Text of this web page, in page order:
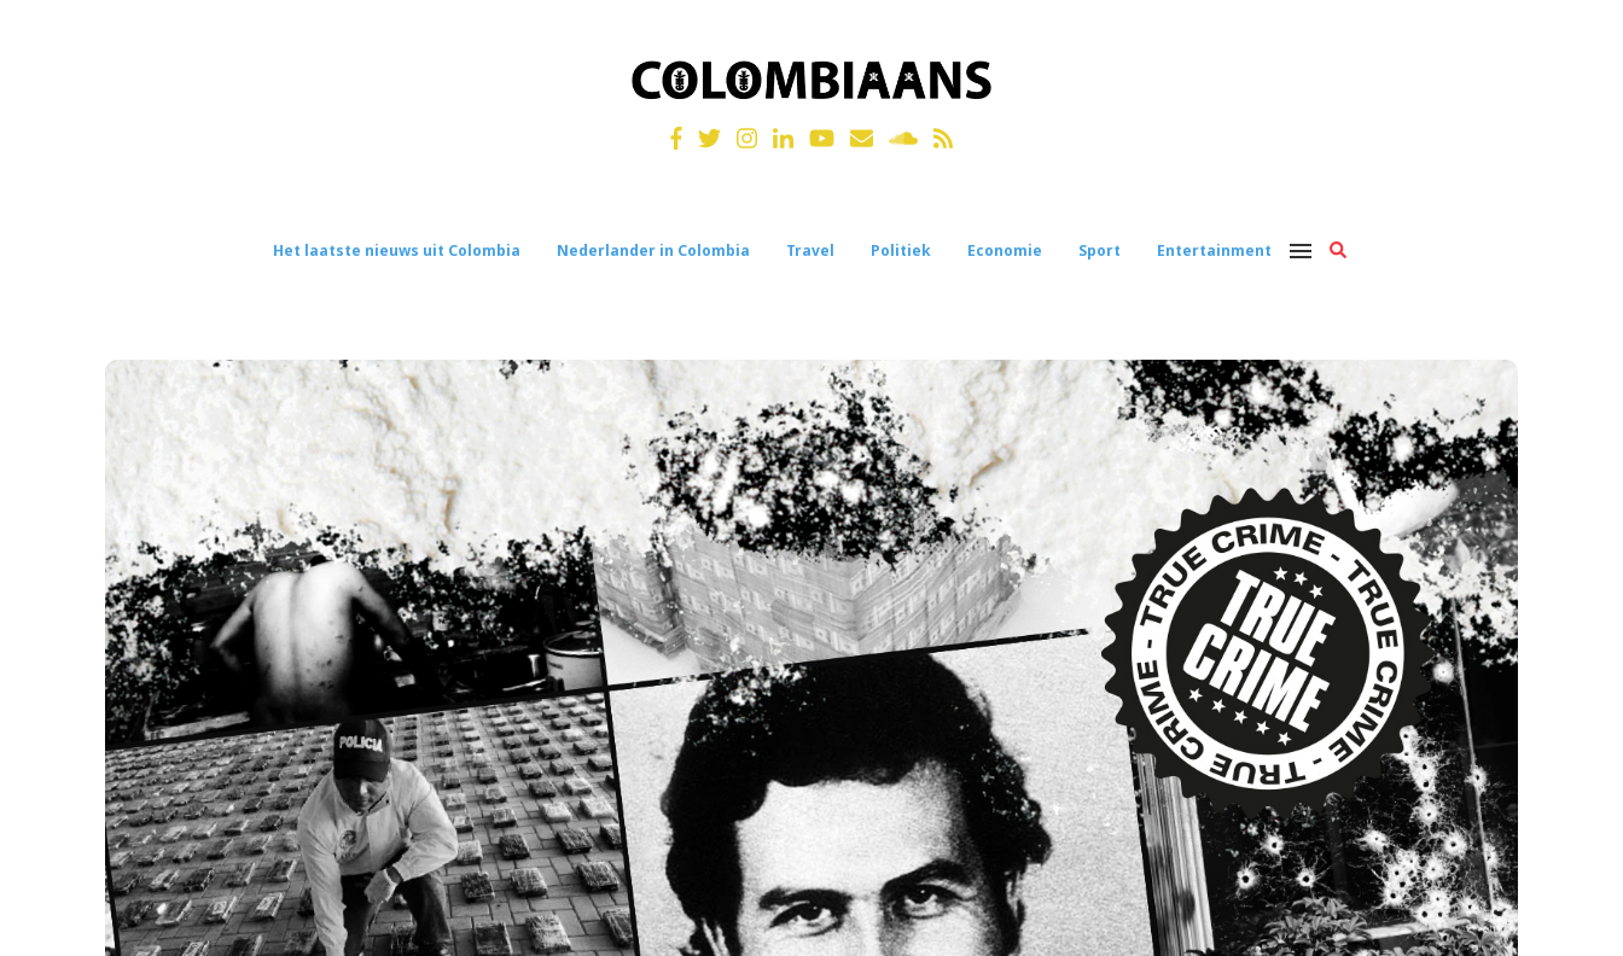
Het laatste nieuws uit Colombia Nederlander in Colombia Travel Politiek Economie Sport Entertainment